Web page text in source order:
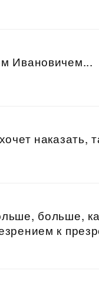
Ивановичем...
наказать,
больше,
к